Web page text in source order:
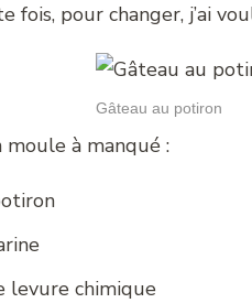
fois, pour changer, j’ai
Gâteau au potiron
à manqué :
levure chimique